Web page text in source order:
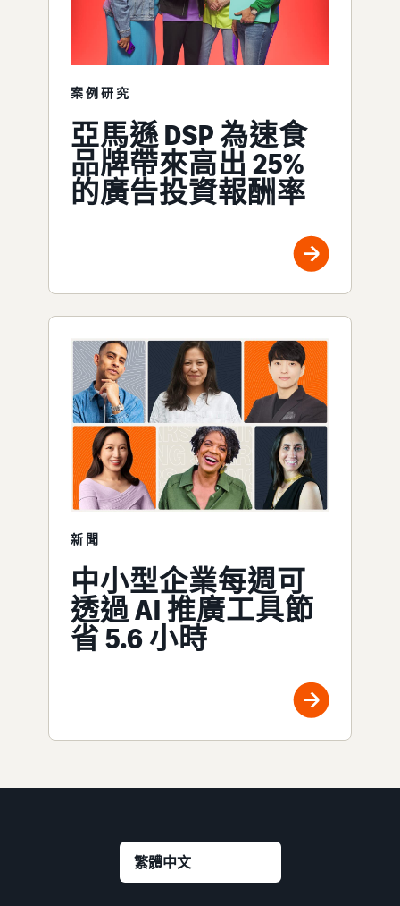
案例研究
亞馬遜 DSP 為速食
品牌帶來高出 25%
的廣告投資報酬率
新聞
中小型企業每週可
透過 AI 推廣工具節
省 5.6 小時